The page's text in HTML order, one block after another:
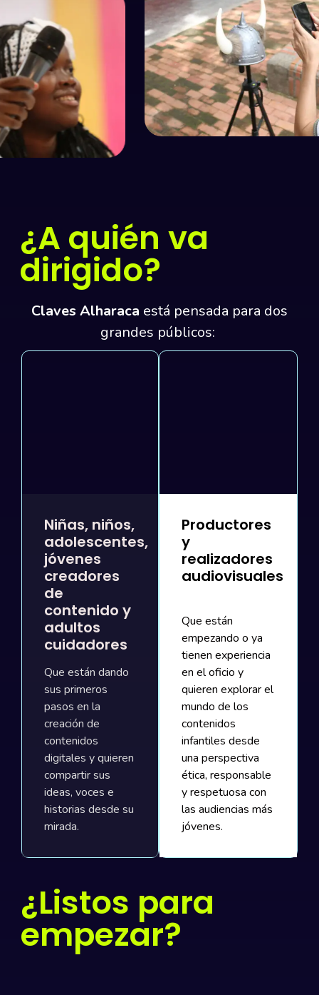
¿A quién va
dirigido?
Claves Alharaca está pensada para dos
grandes públicos:
Niñas, niños,
adolescentes,
jóvenes
creadores
de
contenido y
adultos
cuidadores
Que están dando
sus primeros
pasos en la
creación de
contenidos
digitales y quieren
compartir sus
ideas, voces e
historias desde su
mirada.
Productores
y
realizadores
audiovisuales
Que están
empezando o ya
tienen experiencia
en el oficio y
quieren explorar el
mundo de los
contenidos
infantiles desde
una perspectiva
ética, responsable
y respetuosa con
las audiencias más
jóvenes. ​
¿Listos para
empezar?